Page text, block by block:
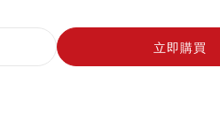
立即購買